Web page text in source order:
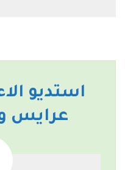
استديو
عرايس